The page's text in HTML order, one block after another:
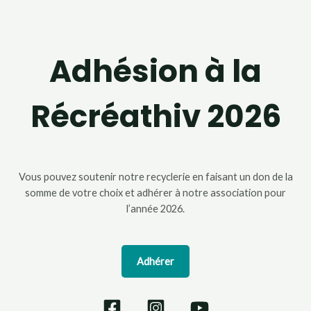
Adhésion à la
Récréathiv 2026
Vous pouvez soutenir notre recyclerie en faisant un don de la
somme de votre choix et adhérer à notre association pour
l’année 2026.
Adhérer